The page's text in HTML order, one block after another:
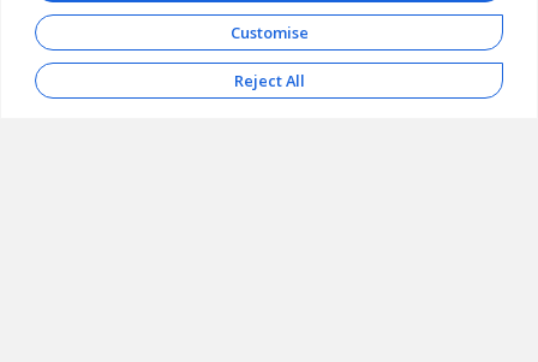
Customise
Reject All
10 Ιουνίου 2026